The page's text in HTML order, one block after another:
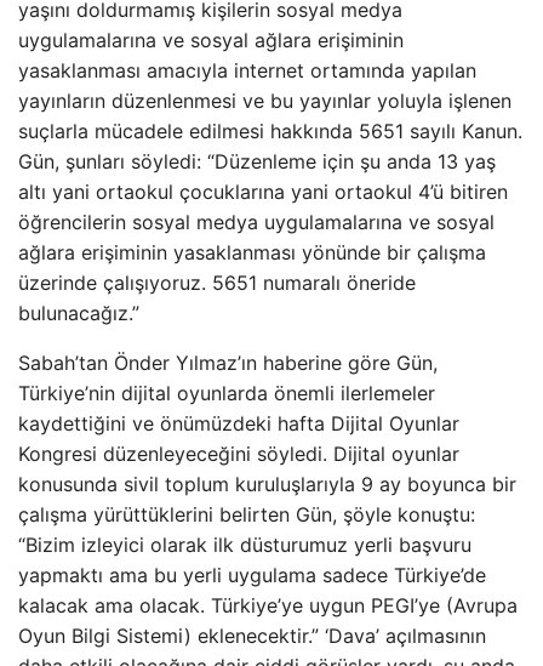
yaşını doldurmamış kişilerin sosyal medya
uygulamalarına ve sosyal ağlara erişiminin
yasaklanması amacıyla internet ortamında yapılan
yayınların düzenlenmesi ve bu yayınlar yoluyla işlenen
suçlarla mücadele edilmesi hakkında 5651 sayılı Kanun.
Gün, şunları söyledi: “Düzenleme için şu anda 13 yaş
altı yani ortaokul çocuklarına yani ortaokul 4’ü bitiren
öğrencilerin sosyal medya uygulamalarına ve sosyal
ağlara erişiminin yasaklanması yönünde bir çalışma
üzerinde çalışıyoruz. 5651 numaralı öneride
bulunacağız.”
Sabah’tan Önder Yılmaz’ın haberine göre Gün,
Türkiye’nin dijital oyunlarda önemli ilerlemeler
kaydettiğini ve önümüzdeki hafta Dijital Oyunlar
Kongresi düzenleyeceğini söyledi. Dijital oyunlar
konusunda sivil toplum kuruluşlarıyla 9 ay boyunca bir
çalışma yürüttüklerini belirten Gün, şöyle konuştu:
“Bizim izleyici olarak ilk düsturumuz yerli başvuru
yapmaktı ama bu yerli uygulama sadece Türkiye’de
kalacak ama olacak. Türkiye’ye uygun PEGI’ye (Avrupa
Oyun Bilgi Sistemi) eklenecektir.” ‘Dava’ açılmasının